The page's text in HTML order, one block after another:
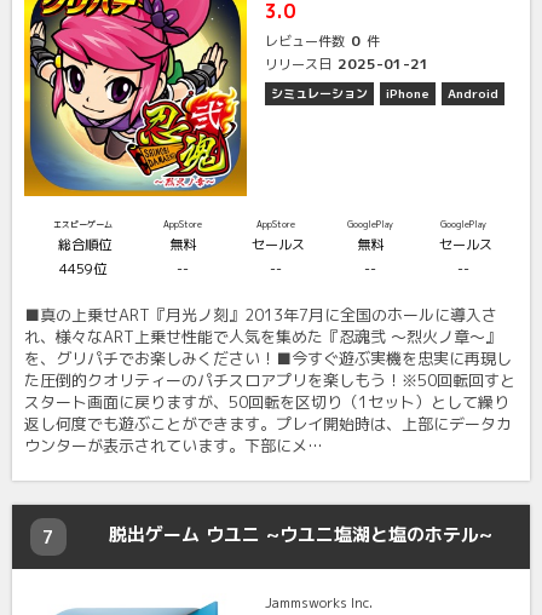
3.0
レビュー件数 0 件
リリース日 2025-01-21
シミュレーション iPhone Android
エスピーゲーム
総合順位
4459位
AppStore
無料
--
AppStore
セールス
--
GooglePlay
無料
--
GooglePlay
セールス
--
■真の上乗せART『月光ノ刻』2013年7月に全国のホールに導入さ
れ、様々なART上乗せ性能で人気を集めた『忍魂弐 ～烈火ノ章～』
を、グリパチでお楽しみください！■今すぐ遊ぶ実機を忠実に再現し
た圧倒的クオリティーのパチスロアプリを楽しもう！※50回転回すと
スタート画面に戻りますが、50回転を区切り（1セット）として繰り
返し何度でも遊ぶことができます。プレイ開始時は、上部にデータカ
ウンターが表示されています。下部にメ…
7 脱出ゲーム ウユニ ~ウユニ塩湖と塩のホテル~
Jammsworks Inc.